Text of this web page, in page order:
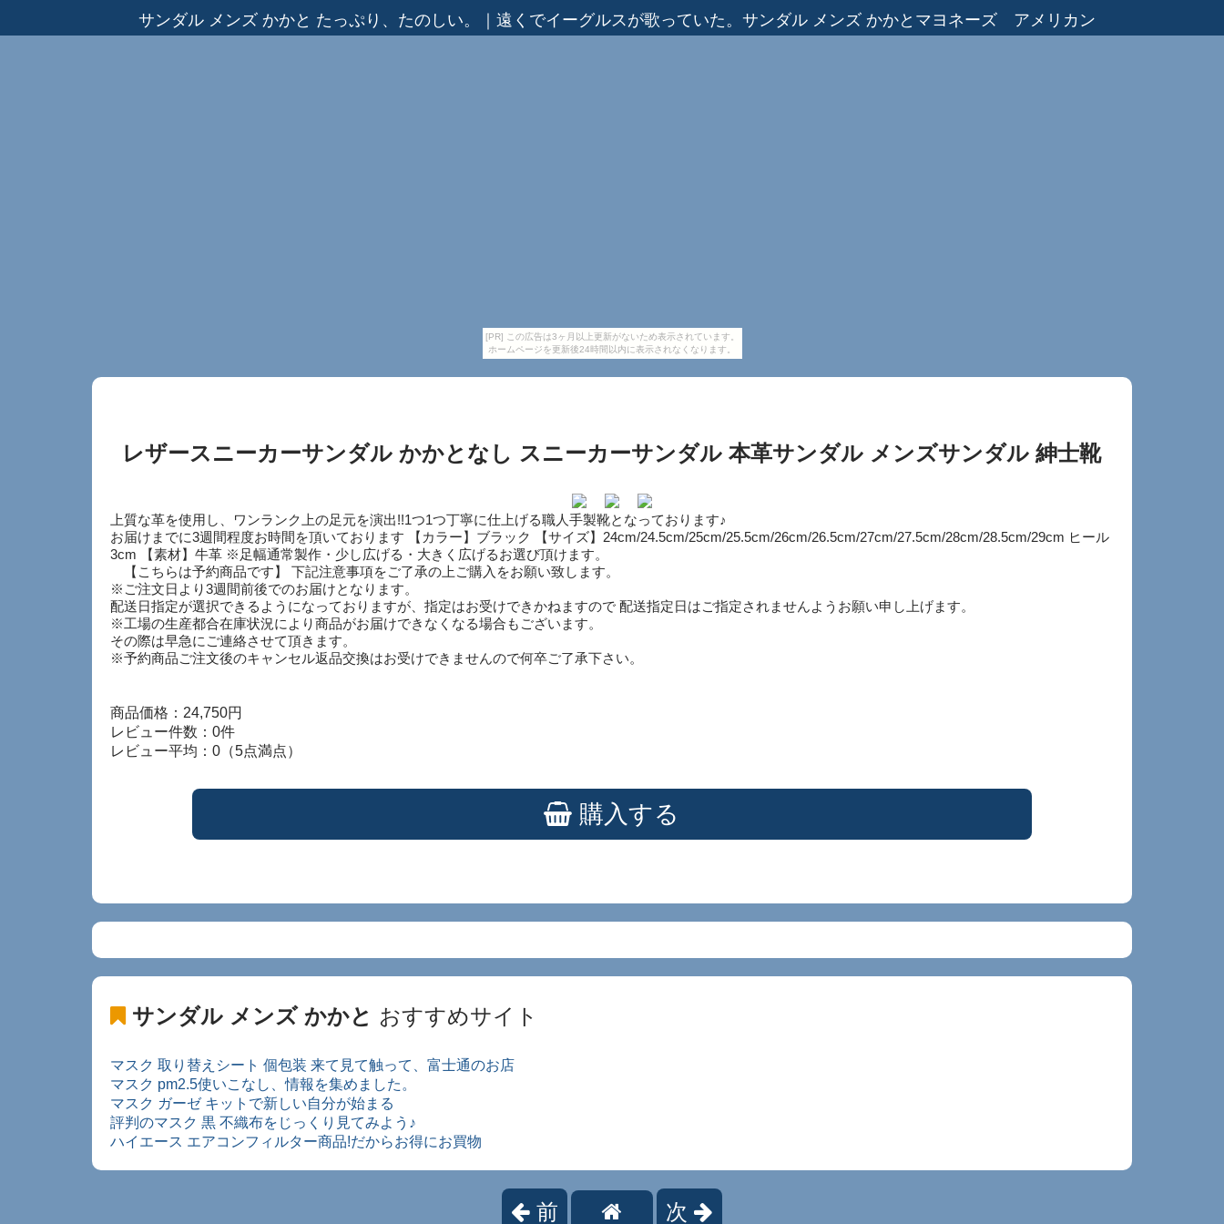
[PR] この広告は3ヶ月以上更新がないため表示されています。
ホームページを更新後24時間以内に表示されなくなります。
サンダル メンズ かかと たっぷり、たのしい。 遠くでイーグルスが歌っていた。サンダル メンズ かかとマヨネーズ アメリカン
レザースニーカーサンダル かかとなし スニーカーサンダル 本革サンダル メンズサンダル 紳士靴
上質な革を使用し、ワンランク上の足元を演出!!1つ1つ丁寧に仕上げる職人手製靴となっております♪
お届けまでに3週間程度お時間を頂いております 【カラー】ブラック 【サイズ】24cm/24.5cm/25cm/25.5cm/26cm/26.5cm/27cm/27.5cm/28cm/28.5cm/29cm ヒール
3cm 【素材】牛革 ※足幅通常製作・少し広げる・大きく広げるお選び頂けます。
【こちらは予約商品です】 下記注意事項をご了承の上ご購入をお願い致します。
※ご注文日より3週間前後でのお届けとなります。
配送日指定が選択できるようになっておりますが、指定はお受けできかねますので 配送指定日はご指定されませんようお願い申し上げます。
※工場の生産都合在庫状況により商品がお届けできなくなる場合もございます。
その際は早急にご連絡させて頂きます。
※予約商品ご注文後のキャンセル返品交換はお受けできませんので何卒ご了承下さい。
商品価格：24,750円
レビュー件数：0件
レビュー平均：0（5点満点）
購入する
サンダル メンズ かかと おすすめサイト
マスク 取り替えシート 個包装 来て見て触って、富士通のお店
マスク pm2.5使いこなし、情報を集めました。
マスク ガーゼ キットで新しい自分が始まる
評判のマスク 黒 不織布をじっくり見てみよう♪
ハイエース エアコンフィルター商品!だからお得にお買物
前 次